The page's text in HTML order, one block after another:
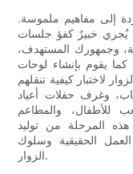
إلى مفاهيم ملموسة.
يُجري خبيرٌ كفؤ جلسات
وجمهورك المستهدف،
كما يقوم بإنشاء لوحات
لاختبار كيفية تنقلهم
وغرف حفلات أعياد
للأطفال، والمطاعم
المرحلة من توليد
الحقيقية وسلوك
الزوار.